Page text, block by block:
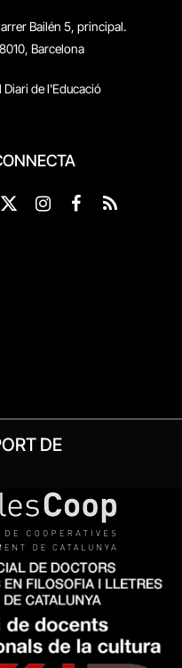
Bailén 5, principal.
Barcelona
Diari de l'Educació
X
Instagram
Facebook
RSS
DE